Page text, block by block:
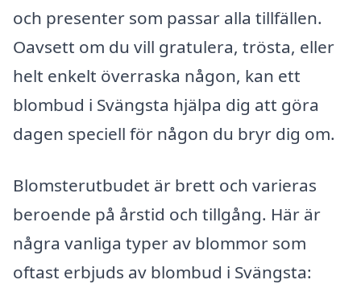
och presenter som passar alla tillfällen.
Oavsett om du vill gratulera, trösta, eller
helt enkelt överraska någon, kan ett
blombud i Svängsta hjälpa dig att göra
dagen speciell för någon du bryr dig om.
Blomsterutbudet är brett och varieras
beroende på årstid och tillgång. Här är
några vanliga typer av blommor som
oftast erbjuds av blombud i Svängsta: